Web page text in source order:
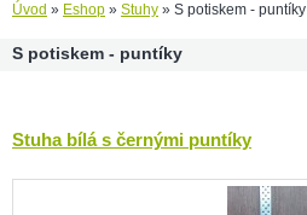
Úvod » Eshop » Stuhy » S potiskem - puntíky
S potiskem - puntíky
Stuha bílá s černými puntíky